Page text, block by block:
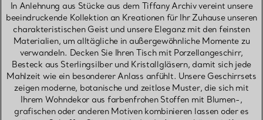
In Anlehnung aus Stücke aus dem Tiffany Archiv vereint unsere
beeindruckende Kollektion an Kreationen für Ihr Zuhause unseren
charakteristischen Geist und unsere Eleganz mit den feinsten
Materialien, um alltägliche in außergewöhnliche Momente zu
verwandeln. Decken Sie Ihren Tisch mit Porzellangeschirr,
Besteck aus Sterlingsilber und Kristallgläsern, damit sich jede
Mahlzeit wie ein besonderer Anlass anfühlt. Unsere Geschirrsets
zeigen moderne, botanische und zeitlose Muster, die sich mit
Ihrem Wohndekor aus farbenfrohen Stoffen mit Blumen-,
grafischen oder anderen Motiven kombinieren lassen oder es